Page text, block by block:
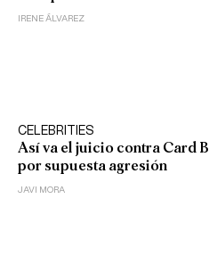
IRENE ÁLVAREZ
CELEBRITIES
Así va el juicio contra Card B
por supuesta agresión
JAVI MORA